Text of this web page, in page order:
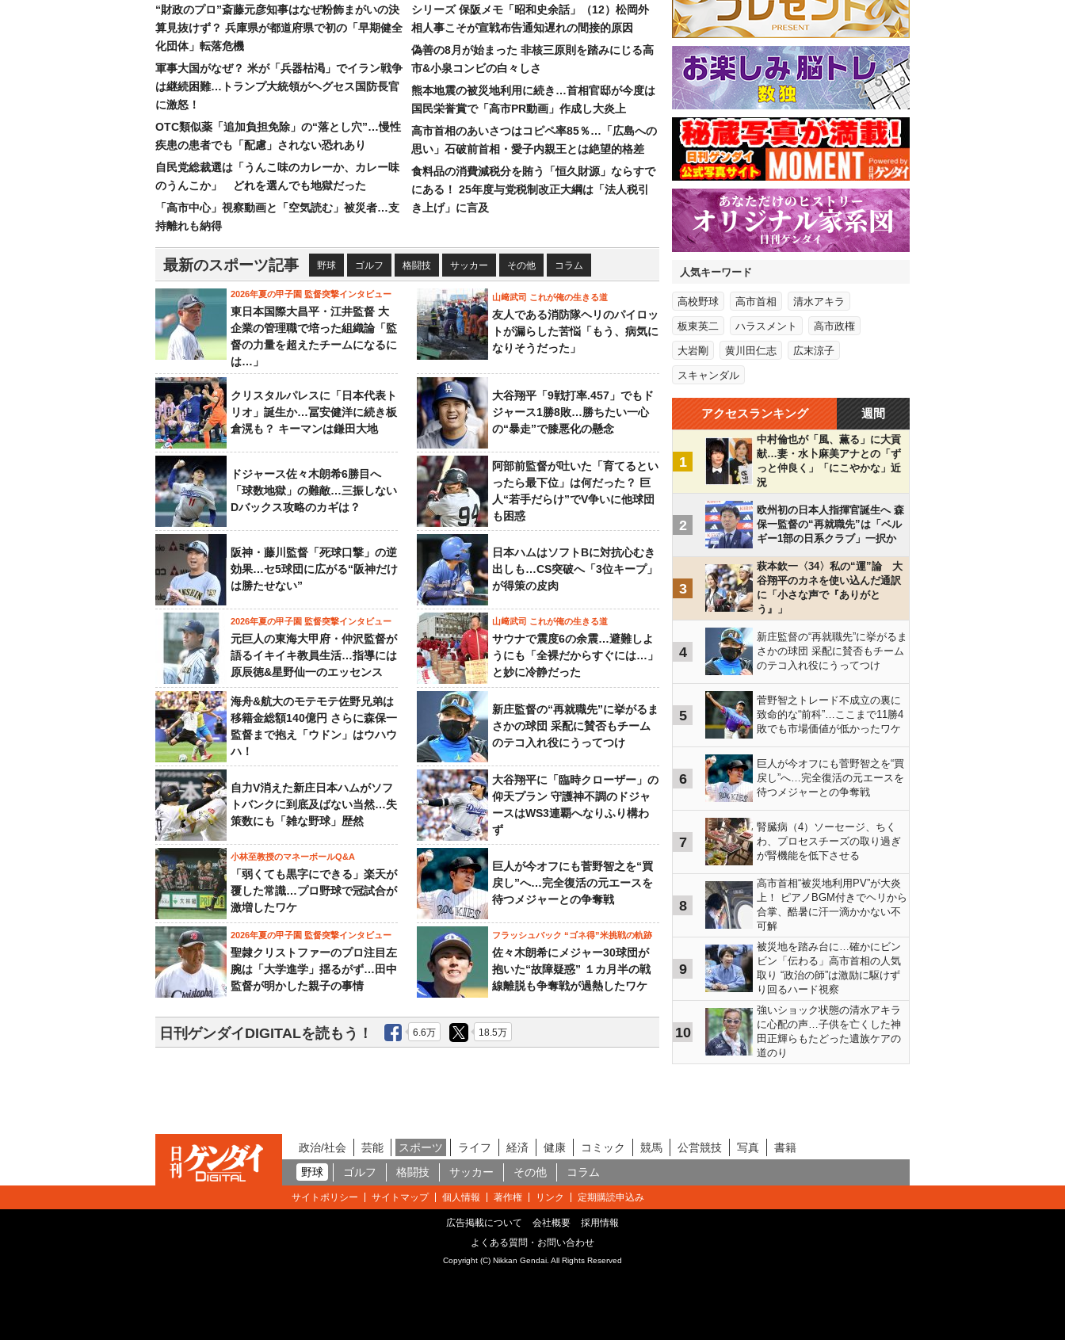
“財政のプロ”斎藤元彦知事はなぜ粉飾まがいの決
算見抜けず？ 兵庫県が都道府県で初の「早期健全
化団体」転落危機
軍事大国がなぜ？ 米が「兵器枯渇」でイラン戦争
は継続困難…トランプ大統領がヘグセス国防長官
に激怒！
OTC類似薬「追加負担免除」の“落とし穴”…慢性
疾患の患者でも「配慮」されない恐れあり
自民党総裁選は「うんこ味のカレーか、カレー味
のうんこか」 どれを選んでも地獄だった
「高市中心」視察動画と「空気読む」被災者…支
持離れも納得
シリーズ 保阪メモ「昭和史余話」（12）松岡外
相人事こそが宣戦布告通知遅れの間接的原因
偽善の8月が始まった 非核三原則を踏みにじる高
市&小泉コンビの白々しさ
熊本地震の被災地利用に続き…首相官邸が今度は
国民栄誉賞で「高市PR動画」作成し大炎上
高市首相のあいさつはコピペ率85％…「広島への
思い」石破前首相・愛子内親王とは絶望的格差
食料品の消費減税分を賄う「恒久財源」ならすで
にある！ 25年度与党税制改正大綱は「法人税引
き上げ」に言及
最新のスポーツ記事 野球 ゴルフ 格闘技 サッカー その他 コラム
2026年夏の甲子園 監督突撃インタビュー
東日本国際大昌平・江井監督 大
企業の管理職で培った組織論「監
督の力量を超えたチームになるに
は…」
山﨑武司 これが俺の生きる道
友人である消防隊ヘリのパイロッ
トが漏らした苦悩「もう、病気に
なりそうだった」
クリスタルパレスに「日本代表ト
リオ」誕生か…冨安健洋に続き板
倉滉も？ キーマンは鎌田大地
大谷翔平「9戦打率.457」でもド
ジャース1勝8敗…勝ちたい一心
の“暴走”で膝悪化の懸念
ドジャース佐々木朗希6勝目へ
「球数地獄」の難敵…三振しない
Dバックス攻略のカギは？
阿部前監督が吐いた「育てるとい
ったら最下位」は何だった？ 巨
人“若手だらけ”でV争いに他球団
も困惑
阪神・藤川監督「死球口撃」の逆
効果…セ5球団に広がる“阪神だけ
は勝たせない”
日本ハムはソフトBに対抗心むき
出しも…CS突破へ「3位キープ」
が得策の皮肉
2026年夏の甲子園 監督突撃インタビュー
元巨人の東海大甲府・仲沢監督が
語るイキイキ教員生活…指導には
原辰徳&星野仙一のエッセンス
山﨑武司 これが俺の生きる道
サウナで震度6の余震…避難しよ
うにも「全裸だからすぐには…」
と妙に冷静だった
海舟&航大のモテモテ佐野兄弟は
移籍金総額140億円 さらに森保一
監督まで抱え「ウドン」はウハウ
ハ！
新庄監督の“再就職先”に挙がるま
さかの球団 采配に賛否もチーム
のテコ入れ役にうってつけ
自力V消えた新庄日本ハムがソフ
トバンクに到底及ばない当然…失
策数にも「雑な野球」歴然
大谷翔平に「臨時クローザー」の
仰天プラン 守護神不調のドジャ
ースはWS3連覇へなりふり構わ
ず
小林至教授のマネーボールQ&A
「弱くても黒字にできる」楽天が
覆した常識…プロ野球で冠試合が
激増したワケ
巨人が今オフにも菅野智之を“買
戻し”へ…完全復活の元エースを
待つメジャーとの争奪戦
2026年夏の甲子園 監督突撃インタビュー
聖隷クリストファーのプロ注目左
腕は「大学進学」揺るがず…田中
監督が明かした親子の事情
フラッシュバック “ゴネ得”米挑戦の軌跡
佐々木朗希にメジャー30球団が
抱いた“故障疑惑” １カ月半の戦
線離脱も争奪戦が過熱したワケ
日刊ゲンダイDIGITALを読もう！ 6.6万 18.5万
人気キーワード
高校野球 高市首相 清水アキラ
板東英二 ハラスメント 高市政権
大岩剛 黄川田仁志 広末涼子
スキャンダル
アクセスランキング 週間
1
中村倫也が「風、薫る」に大貢
献…妻・水卜麻美アナとの「ず
っと仲良く」「にこやかな」近
況
2
欧州初の日本人指揮官誕生へ 森
保一監督の“再就職先”は「ベル
ギー1部の日系クラブ」一択か
3
萩本欽一〈34〉私の“運”論 大
谷翔平のカネを使い込んだ通訳
に「小さな声で『ありがと
う』」
4
新庄監督の“再就職先”に挙がるま
さかの球団 采配に賛否もチーム
のテコ入れ役にうってつけ
5
菅野智之トレード不成立の裏に
致命的な“前科”…ここまで11勝4
敗でも市場価値が低かったワケ
6
巨人が今オフにも菅野智之を“買
戻し”へ…完全復活の元エースを
待つメジャーとの争奪戦
7
腎臓病（4）ソーセージ、ちく
わ、プロセスチーズの取り過ぎ
が腎機能を低下させる
8
高市首相“被災地利用PV”が大炎
上！ ピアノBGM付きでヘリから
合掌、酷暑に汗一滴かかない不
可解
9
被災地を踏み台に…確かにビン
ビン「伝わる」高市首相の人気
取り “政治の師”は激励に駆けず
り回るハード視察
10
強いショック状態の清水アキラ
に心配の声…子供を亡くした神
田正輝らもたどった遺族ケアの
道のり
政治/社会 芸能 スポーツ ライフ 経済 健康 コミック 競馬 公営競技 写真
書籍
野球
ゴルフ 格闘技 サッカー その他 コラム
サイトポリシー サイトマップ 個人情報 著作権 リンク 定期購読申込み
広告掲載について 会社概要
採用情報
よくある質問・お問い合わせ
Copyright (C) Nikkan Gendai. All Rights Reserved